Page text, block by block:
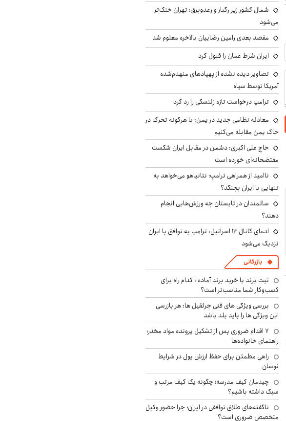
شمال کشور زیر رگبار و رعدوبرق؛ تهران خنک‌تر
می‌شود
مقصد بعدی رامین رضاییان بالاخره معلوم شد
ایران شرط عمان را قبول کرد
تصاویر دیده نشده از پهپادهای منهدم‌شده
آمریکا توسط سپاه
ترامپ درخواست تازه زلنسکی را رد کرد
معادله نظامی جدید در یمن: با هرگونه تحرک در
خاک یمن مقابله می‌کنیم
حاج علی اکبری: دشمن در مقابل ایران شکست
مفتضحانه‌ای خورده است
ناامید از همراهی ترامپ؛ نتانیاهو می‌خواهد به
تنهایی با ایران بجنگد؟
سالمندان در تابستان چه ورزش‌هایی انجام
دهند؟
ادعای کانال ۱۴ اسرائیل: ترامپ به توافق با ایران
نزدیک می‌شود
بازرگانی
ثبت برند یا خرید برند آماده : کدام راه برای
کسب‌وکار شما مناسب‌تر است؟
بررسی ویژگی های فنی جرثقیل ها: هر بازرسی
این ویژگی ها را باید بلد باشد
۷ اقدام ضروری پس از تشکیل پرونده مواد مخدر؛
راهنمای خانواده‌ها
راهی مطمئن برای حفظ ارزش پول در شرایط
نوسان
چیدمان کیف مدرسه؛ چگونه یک کیف مرتب و
سبک داشته باشیم؟
ناگفته‌های طلاق توافقی در ایران؛ چرا حضور وکیل
متخصص ضروری است؟